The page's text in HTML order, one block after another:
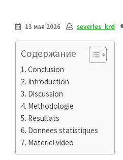
13 мая 2026 severles_krd
Содержание
Conclusion
Introduction
Discussion
Methodologie
Resultats
Donnees statistiques
Materiel video